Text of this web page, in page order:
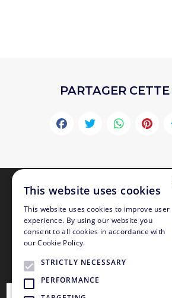
PARTAGER
Facebook
PAIEMENT
This website uses cookies
This website uses cookies to improve user
experience. By using our website you
consent to all cookies in accordance with
our Cookie Policy.
STRICTLY NECESSARY
PERFORMANCE